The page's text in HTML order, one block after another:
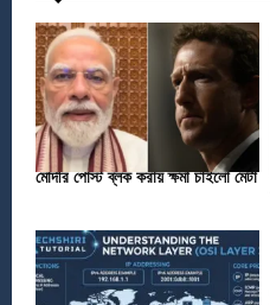
মোদীর পোস্ট ব্লক করায় ক্ষমা চাইলো মেটা